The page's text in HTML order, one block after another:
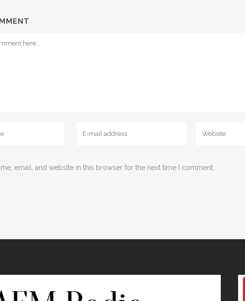
email, and website in this browser for the next time I comment.